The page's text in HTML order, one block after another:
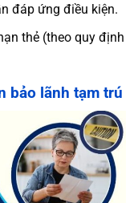
đáp ứng điều kiện.
thẻ (theo quy định
bảo lãnh tạm trú